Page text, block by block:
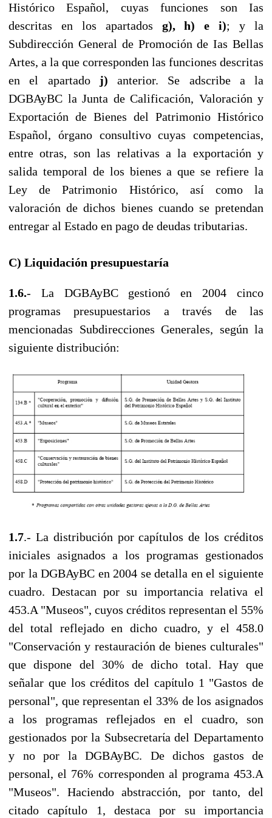
Histórico Español, cuyas funciones son Ias
descritas en los apartados g), h) e i); y la
Subdirección General de Promoción de Ias Bellas
Artes, a la que corresponden las funciones descritas
en el apartado j) anterior. Se adscribe a la
DGBAyBC la Junta de Calificación, Valoración y
Exportación de Bienes del Patrimonio Histórico
Español, órgano consultivo cuyas competencias,
entre otras, son las relativas a la exportación y
salida temporal de los bienes a que se refiere la
Ley de Patrimonio Histórico, así como la
valoración de dichos bienes cuando se pretendan
entregar al Estado en pago de deudas tributarias.
C) Liquidación presupuestaría
1.6.- La DGBAyBC gestionó en 2004 cinco
programas presupuestarios a través de las
mencionadas Subdirecciones Generales, según la
siguiente distribución:
1.7.- La distribución por capítulos de los créditos
iniciales asignados a los programas gestionados
por la DGBAyBC en 2004 se detalla en el siguiente
cuadro. Destacan por su importancia relativa el
453.Α "Museos", cuyos créditos representan el 55%
del total reflejado en dicho cuadro, y el 458.0
"Conservación y restauración de bienes culturales"
que dispone del 30% de dicho total. Hay que
señalar que los créditos del capίtulo 1 "Gastos de
personal", que representan el 33% de los asignados
a los programas reflejados en el cuadro, son
gestionados por la Subsecretarίa del Departamento
y no por la DGBAyBC. De dichos gastos de
personal, el 76% corresponden al programa 453.Α
"Museos". Haciendo abstracción, por tanto, del
citado capítulo 1, destaca por su importancia